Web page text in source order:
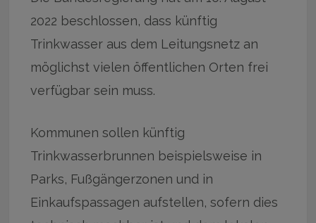
2022 beschlossen, dass künftig
Trinkwasser aus dem Leitungsnetz an
möglichst vielen öffentlichen Orten frei
verfügbar sein muss.
Kommunen sollen künftig
Trinkwasserbrunnen beispielsweise in
Parks, Fußgängerzonen und in
Einkaufspassagen aufstellen, sofern dies